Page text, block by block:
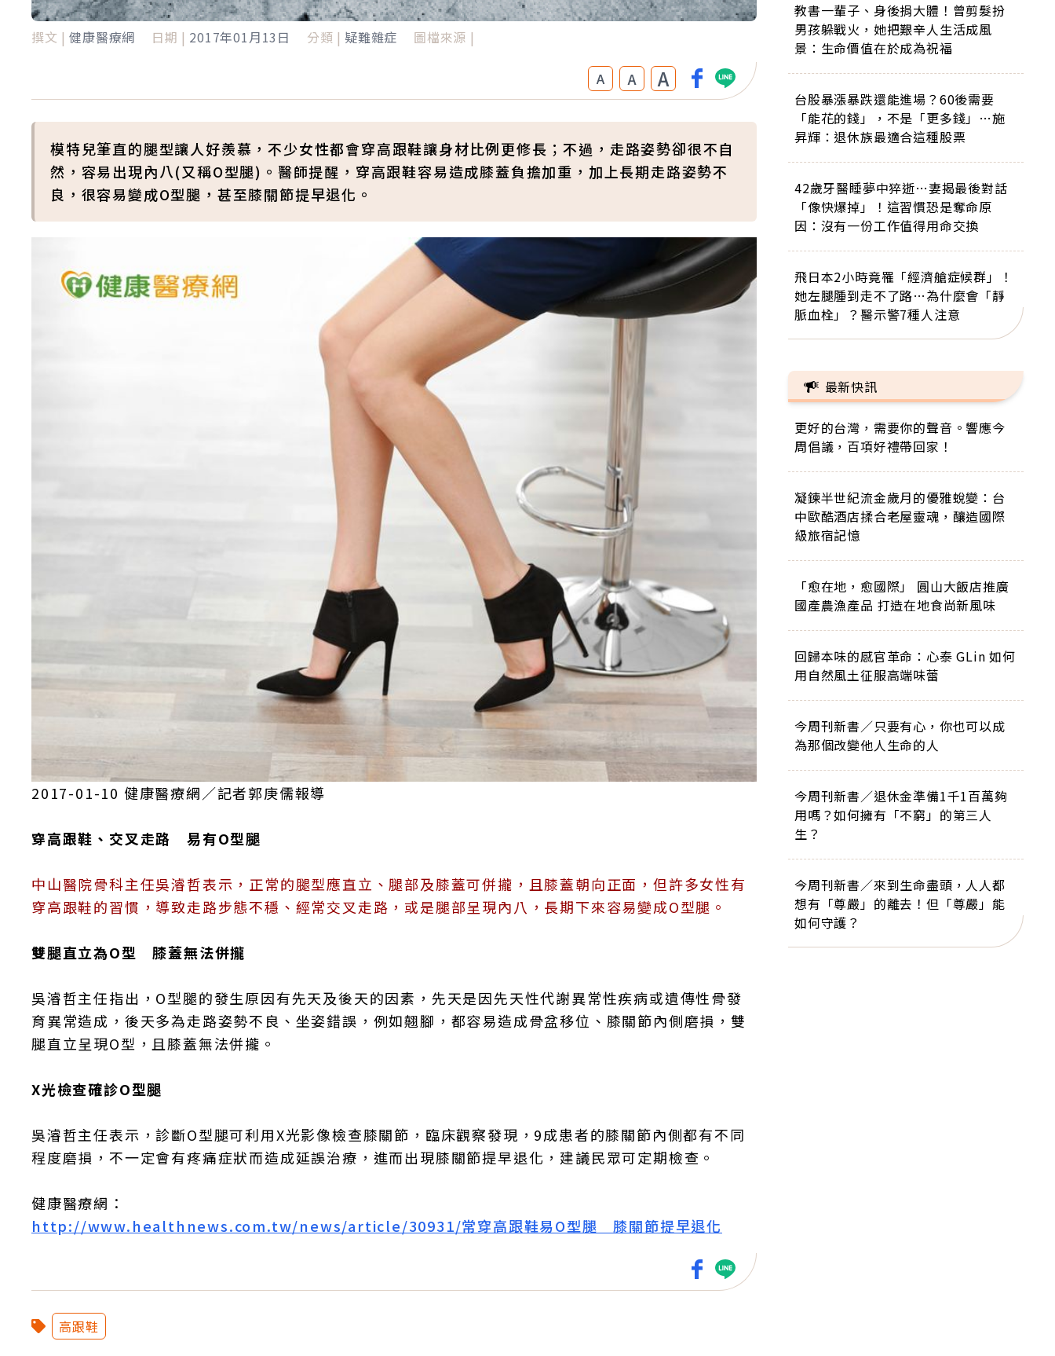
撰文 | 健康醫療網 日期 | 2017年01月13日 分類 | 疑難雜症 圖檔來源 |
A A A
模特兒筆直的腿型讓人好羨慕，不少女性都會穿高跟鞋讓身材比例更修長；不過，走路姿勢卻很不自
然，容易出現內八(又稱O型腿)。醫師提醒，穿高跟鞋容易造成膝蓋負擔加重，加上長期走路姿勢不
良，很容易變成O型腿，甚至膝關節提早退化。
2017-01-10 健康醫療網／記者郭庚儒報導
穿高跟鞋、交叉走路 易有O型腿
中山醫院骨科主任吳濬哲表示，正常的腿型應直立、腿部及膝蓋可併攏，且膝蓋朝向正面，但許多女性有
穿高跟鞋的習慣，導致走路步態不穩、經常交叉走路，或是腿部呈現內八，長期下來容易變成O型腿。
雙腿直立為O型 膝蓋無法併攏
吳濬哲主任指出，O型腿的發生原因有先天及後天的因素，先天是因先天性代謝異常性疾病或遺傳性骨發
育異常造成，後天多為走路姿勢不良、坐姿錯誤，例如翹腳，都容易造成骨盆移位、膝關節內側磨損，雙
腿直立呈現O型，且膝蓋無法併攏。
X光檢查確診O型腿
吳濬哲主任表示，診斷O型腿可利用X光影像檢查膝關節，臨床觀察發現，9成患者的膝關節內側都有不同
程度磨損，不一定會有疼痛症狀而造成延誤治療，進而出現膝關節提早退化，建議民眾可定期檢查。
健康醫療網：
http://www.healthnews.com.tw/news/article/30931/常穿高跟鞋易O型腿 膝關節提早退化
高跟鞋
教書一輩子、身後捐大體！曾剪髮扮
男孩躲戰火，她把艱辛人生活成風
景：生命價值在於成為祝福
台股暴漲暴跌還能進場？60後需要
「能花的錢」，不是「更多錢」…施
昇輝：退休族最適合這種股票
42歲牙醫睡夢中猝逝…妻揭最後對話
「像快爆掉」！這習慣恐是奪命原
因：沒有一份工作值得用命交換
飛日本2小時竟罹「經濟艙症候群」！
她左腿腫到走不了路…為什麼會「靜
脈血栓」？醫示警7種人注意
最新快訊
更好的台灣，需要你的聲音。響應今
周倡議，百項好禮帶回家！
凝鍊半世紀流金歲月的優雅蛻變：台
中歐酷酒店揉合老屋靈魂，釀造國際
級旅宿記憶
「愈在地，愈國際」 圓山大飯店推廣
國產農漁產品 打造在地食尚新風味
回歸本味的感官革命：心泰 GLin 如何
用自然風土征服高端味蕾
今周刊新書／只要有心，你也可以成
為那個改變他人生命的人
今周刊新書／退休金準備1千1百萬夠
用嗎？如何擁有「不窮」的第三人
生？
今周刊新書／來到生命盡頭，人人都
想有「尊嚴」的離去！但「尊嚴」能
如何守護？